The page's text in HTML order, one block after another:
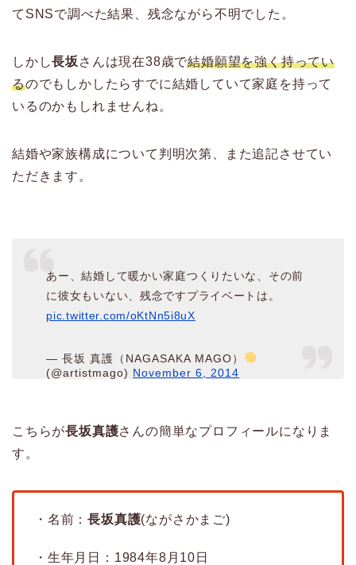
てSNSで調べた結果、残念ながら不明でした。
しかし長坂 さんは現在38歳で結婚願望を強く持ってい
るのでもしかしたらすでに結婚していて家庭を持って
いるのかもしれませんね。
結婚や家族構成について判明次第、また追記させてい
ただきます。
あー、結婚して暖かい家庭つくりたいな、その前
に彼女もいない、残念ですプライベートは。
pic.twitter.com/oKtNn5i8uX
— 長坂 真護（NAGASAKA MAGO）
(@artistmago) November 6, 2014
こちらが長坂真護さんの簡単なプロフィールになりま
す。
・名前：長坂真護(ながさかまご)
・生年月日：1984年8月10日